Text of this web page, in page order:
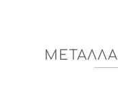
ΜΕΤΑΛΛΑ